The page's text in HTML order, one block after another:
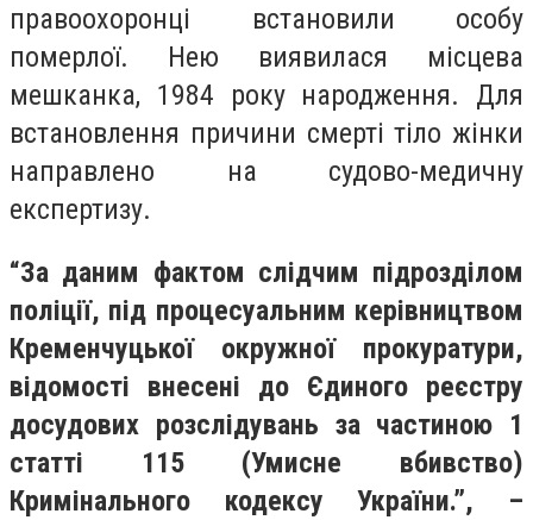
правоохоронці встановили особу
померлої. Нею виявилася місцева
мешканка, 1984 року народження. Для
встановлення причини смерті тіло жінки
направлено на судово-медичну
експертизу.
“За даним фактом слідчим підрозділом
поліції, під процесуальним керівництвом
Кременчуцької окружної прокуратури,
відомості внесені до Єдиного реєстру
досудових розслідувань за частиною 1
статті 115 (Умисне вбивство)
Кримінального кодексу України.”, –